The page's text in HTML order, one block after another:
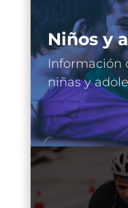
Niños y
Información
niñas y